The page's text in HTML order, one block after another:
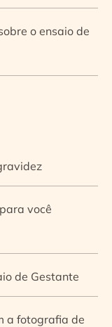
o ensaio de
você
de Gestante
a fotografia de